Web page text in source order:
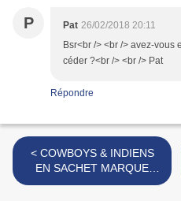
P Pat 26/02/2018 20:11
Bsr<br /> <br /> avez-
céder ?<br /> <br /> Pat
Répondre
< COWBOYS & INDIENS
EN SACHET MARQUE
INCONNUE